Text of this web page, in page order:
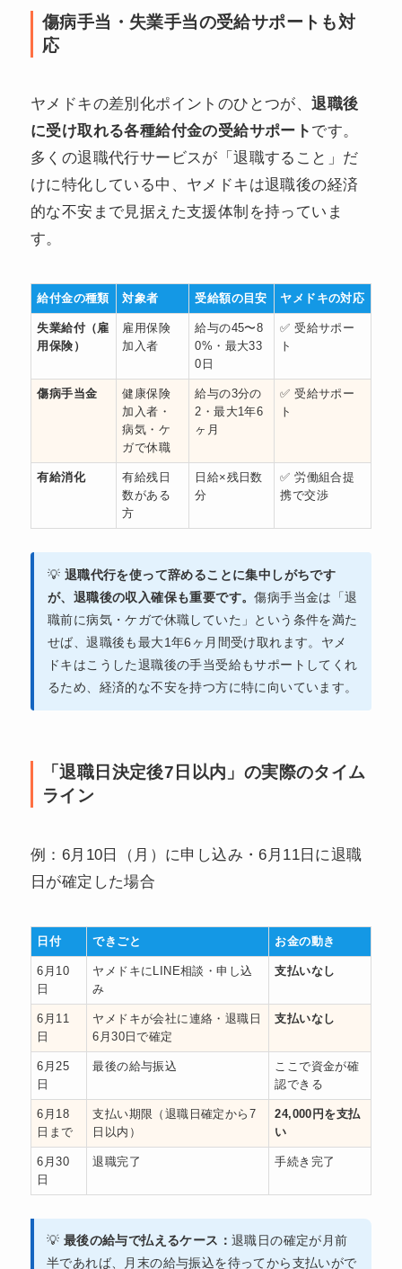
傷病手当・失業手当の受給サポートも対
応
ヤメドキの差別化ポイントのひとつが、退職後
に受け取れる各種給付金の受給サポート です。
多くの退職代行サービスが「退職すること」だ
けに特化している中、ヤメドキは退職後の経済
的な不安まで見据えた支援体制を持っていま
す。
給付金の種類 対象者 受給額の目安 ヤメドキの対応
失業給付（雇
用保険）
雇用保険
加入者
給与の45〜8
0%・最大33
0日
✅ 受給サポー
ト
傷病手当金
健康保険
加入者・
病気・ケ
ガで休職
給与の3分の
2・最大1年6
ヶ月
✅ 受給サポー
ト
有給消化
有給残日
数がある
方
日給×残日数
分
✅ 労働組合提
携で交渉
💡 退職代行を使って辞めることに集中しがちです
が、退職後の収入確保も重要です。傷病手当金は「退
職前に病気・ケガで休職していた」という条件を満た
せば、退職後も最大1年6ヶ月間受け取れます。ヤメ
ドキはこうした退職後の手当受給もサポートしてくれ
るため、経済的な不安を持つ方に特に向いています。
「退職日決定後7日以内」の実際のタイム
ライン
例：6月10日（月）に申し込み・6月11日に退職
日が確定した場合
日付 できごと お金の動き
6月10
日
ヤメドキにLINE相談・申し込
み
支払いなし
6月11
日
ヤメドキが会社に連絡・退職日
6月30日で確定
支払いなし
6月25
日
最後の給与振込
ここで資金が確
認できる
6月18
日まで
支払い期限（退職日確定から7
日以内）
24,000円を支払
い
6月30
日
退職完了 手続き完了
💡 最後の給与で払えるケース： 退職日の確定が月前
半であれば、月末の給与振込を待ってから支払いがで